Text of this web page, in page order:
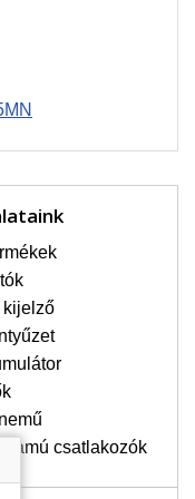
eredeti
alatt a pixelek
igényes
A
lehet
címkén
vagy a
az
vagy
a típus
kijelző
csatlakozók